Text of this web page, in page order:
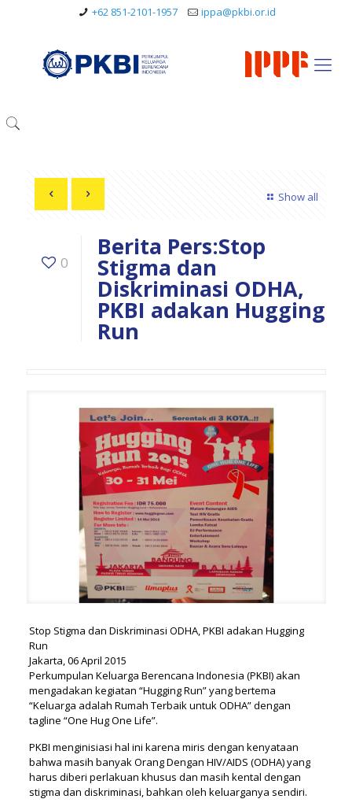
+62 851-2101-1957 ippa@pkbi.or.id
Show all
0
Berita Pers:Stop
Stigma dan
Diskriminasi ODHA,
PKBI adakan Hugging
Run
Stop Stigma dan Diskriminasi ODHA, PKBI adakan Hugging
Run
Jakarta, 06 April 2015
Perkumpulan Keluarga Berencana Indonesia (PKBI) akan
mengadakan kegiatan “Hugging Run” yang bertema
“Keluarga adalah Rumah Terbaik untuk ODHA” dengan
tagline “One Hug One Life”.
PKBI menginisiasi hal ini karena miris dengan kenyataan
bahwa masih banyak Orang Dengan HIV/AIDS (ODHA) yang
harus diberi perlakuan khusus dan masih kental dengan
stigma dan diskriminasi, bahkan oleh keluarganya sendiri.